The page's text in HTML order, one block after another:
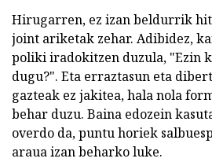
Hirugarren, ez izan beldurrik
joint ariketak zehar. Adibidez,
poliki iradokitzen duzula, "Ezin
dugu?". Eta erraztasun eta
gazteak ez jakitea, hala nola
behar duzu. Baina edozein
overdo da, puntu horiek
araua izan beharko luke.